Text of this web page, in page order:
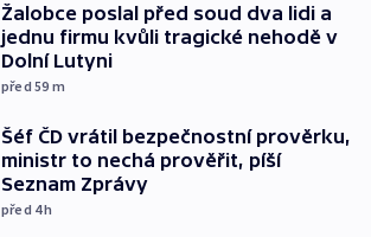
Žalobce poslal před soud dva lidi a
jednu firmu kvůli tragické nehodě v
Dolní Lutyni
před 59 m
Šéf ČD vrátil bezpečnostní prověrku,
ministr to nechá prověřit, píší
Seznam Zprávy
před 4h